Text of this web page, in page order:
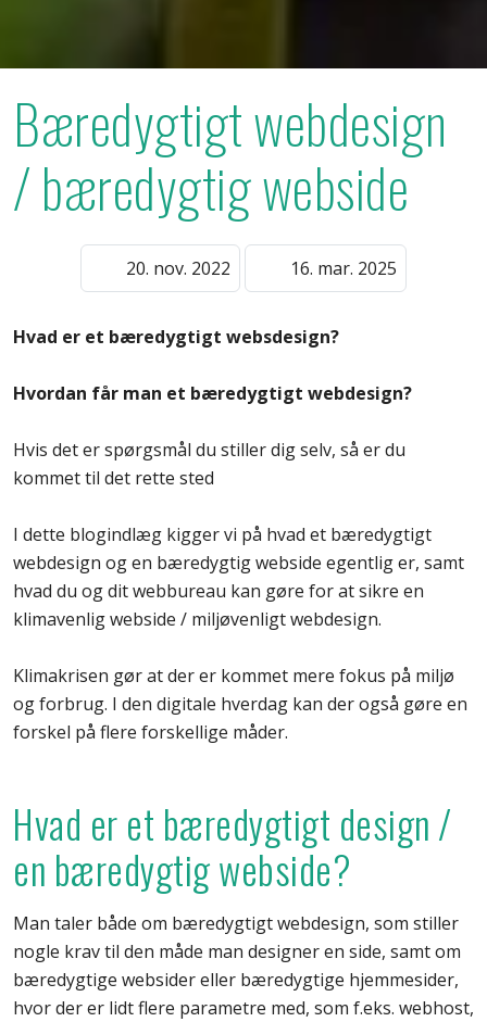
Bæredygtigt webdesign
/ bæredygtig webside
20. nov. 2022 16. mar. 2025
Hvad er et bæredygtigt websdesign?
Hvordan får man et bæredygtigt webdesign?
Hvis det er spørgsmål du stiller dig selv, så er du
kommet til det rette sted
I dette blogindlæg kigger vi på hvad et bæredygtigt
webdesign og en bæredygtig webside egentlig er, samt
hvad du og dit webbureau kan gøre for at sikre en
klimavenlig webside / miljøvenligt webdesign.
Klimakrisen gør at der er kommet mere fokus på miljø
og forbrug. I den digitale hverdag kan der også gøre en
forskel på flere forskellige måder.
Hvad er et bæredygtigt design /
en bæredygtig webside?
Man taler både om bæredygtigt webdesign, som stiller
nogle krav til den måde man designer en side, samt om
bæredygtige websider eller bæredygtige hjemmesider,
hvor der er lidt flere parametre med, som f.eks. webhost,